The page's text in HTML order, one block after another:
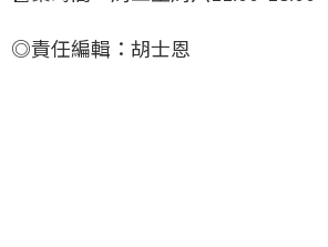
◎責任編輯：胡士恩